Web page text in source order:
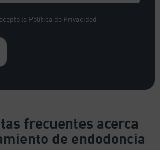
la Política de Privacidad
frecuentes acerca
de endodoncia